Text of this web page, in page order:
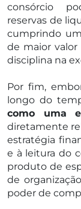
consórcio
reservas de
cumprindo
de maior
disciplina na
Por fim,
longo do
como uma
diretamente
estratégia
e à leitura do
produto de
de
poder de